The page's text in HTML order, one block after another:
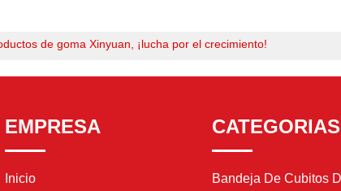
de goma Xinyuan, ¡lucha por el crecimiento!
EMPRESA
Inicio
CATEGORIAS